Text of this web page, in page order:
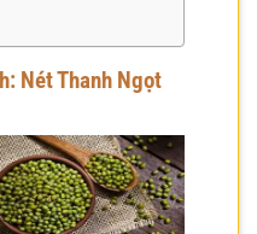
Nét Thanh Ngọt